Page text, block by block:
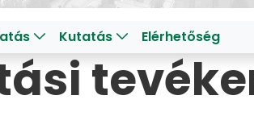
Kutatás Elérhetőség